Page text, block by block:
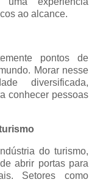
ao alcance.
pontos de
Morar nesse
diversificada,
conhecer pessoas
do turismo,
abrir portas para
Setores como